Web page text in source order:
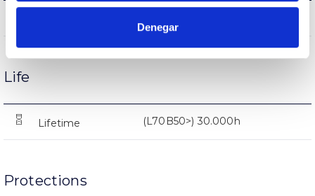
Denegar
Life
Lifetime (L70B50>) 30.000h
Protections